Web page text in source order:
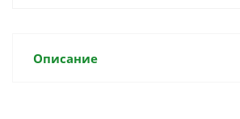
Описание